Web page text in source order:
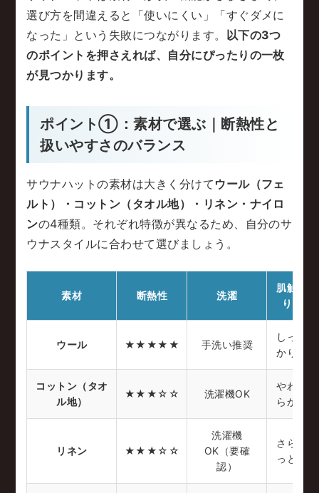
選び方を間違えると「使いにくい」「すぐダメに
なった」という失敗につながります。 以下の3つ
のポイントを押さえれば、自分にぴったりの一枚
が見つかります。
ポイント①：素材で選ぶ｜断熱性と
扱いやすさのバランス
サウナハットの素材は大きく分けて ウール（フェ
ルト）・コットン（タオル地）・リネン・ナイロ
ンの4種類。それぞれ特徴が異なるため、自分のサ
ウナスタイルに合わせて選びましょう。
素材 断熱性 洗濯
肌触
り
ウール ★★★★★ 手洗い推奨
しっ
かり
コットン（タオ
ル地）
★★★☆☆ 洗濯機OK
やわ
らか
リネン ★★★☆☆
洗濯機
OK（要確
認）
さら
っと